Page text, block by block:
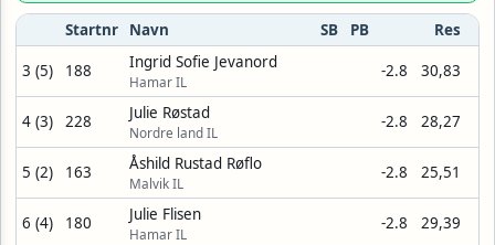
Startnr Navn SB PB Res
3 (5) 188 Ingrid Sofie Jevanord
Hamar IL
-2.8 30,83
4 (3) 228 Julie Røstad
Nordre land IL
-2.8 28,27
5 (2) 163 Åshild Rustad Røflo
Malvik IL
-2.8 25,51
6 (4) 180 Julie Flisen
Hamar IL
-2.8 29,39